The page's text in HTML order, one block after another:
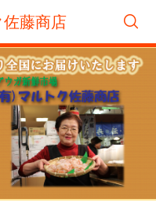
佐藤商店
ト